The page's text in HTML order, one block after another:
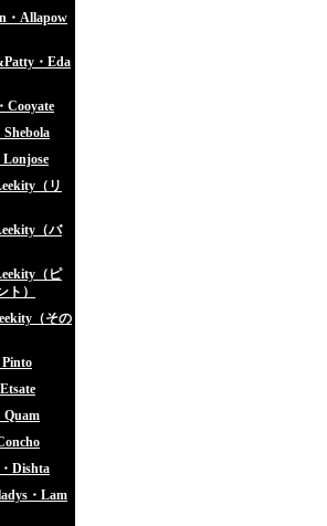
・Allapow
・Eda
Cooyate
（リ
（バ
（ピ
ト）
（その
Dishta
・Lam